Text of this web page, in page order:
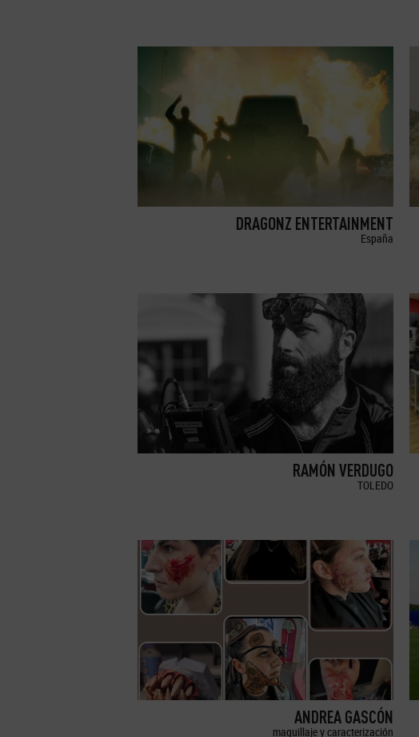
DRAGONZ ENTERTAINMENT
España
RAMÓN VERDUGO
TOLEDO
ANDREA GASCÓN
maquillaje y caracterización